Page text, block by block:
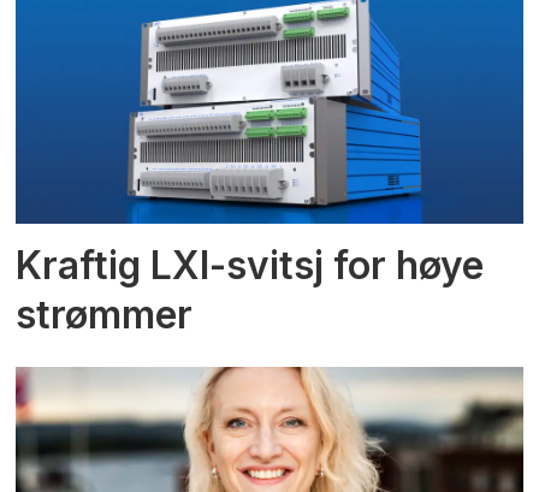
Kraftig LXI-svitsj for høye
strømmer